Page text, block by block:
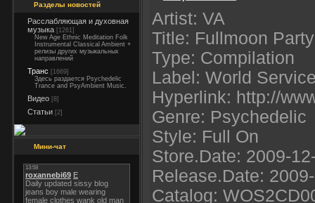
Разделы новостей
Расслабляющая и духовная
музыка [1261]
New Age Ethnic Meditation Folk
Instrumental Classical Ambient +
релизы других музыкальных
направлений
Транс [1669]
Здесь раздается Psychedelic
Trance and PsyAmbient Music.
Видео [8]
Статьи [2]
Мини-чат
Artist: VA
Title: Fullmoon
Type: Compilation
Label: World
Hyperlink: http://
Genre: Psychedelic
Style: Full On
Store.Date: 2009-
Release.Date:
Catalog: